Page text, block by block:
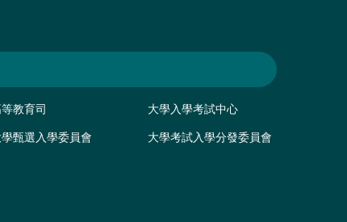
教育司 大學入學考試中心
學甄選入學委員會 大學考試入學分發委員會